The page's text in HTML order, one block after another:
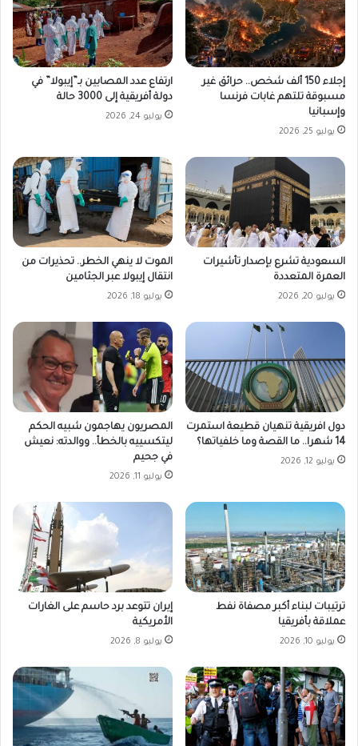
إجلاء 150 ألف شخص.. حرائق غير
مسبوقة تلتهم غابات فرنسا
وإسبانيا
يوليو 25, 2026
ارتفاع عدد المصابين بـ”إيبولا” في
دولة أفريقية إلى 3000 حالة
يوليو 24, 2026
السعودية تشرع بإصدار تأشيرات
العمرة المتعددة
يوليو 20, 2026
الموت لا ينهي الخطر.. تحذيرات من
انتقال إيبولا عبر الجثامين
يوليو 18, 2026
دول افريقية تنهيان قطيعة استمرت
14 شهرا.. ما القصة وما خلفياتها؟
يوليو 12, 2026
المصريون يهاجمون شبيه الحكم
ليتكسييه بالخطأ.. ووالدته: نعيش
في جحيم
يوليو 11, 2026
ترتيبات لبناء أكبر مصفاة نفط
عملاقة بأفريقيا
يوليو 10, 2026
إيران تتوعد برد حاسم على الغارات
الأمريكية
يوليو 8, 2026